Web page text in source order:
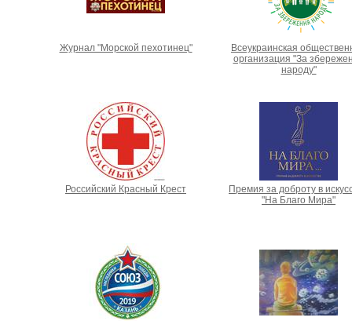
Журнал "Морской пехотинец"
Всеукраинская
организация "За
народу"
Российский Красный Крест
Премия за доброту в
"На Благо Мира"